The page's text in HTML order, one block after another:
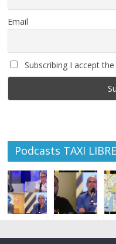
Email
Subscribing I accept
Podcasts TAXI LIBRE